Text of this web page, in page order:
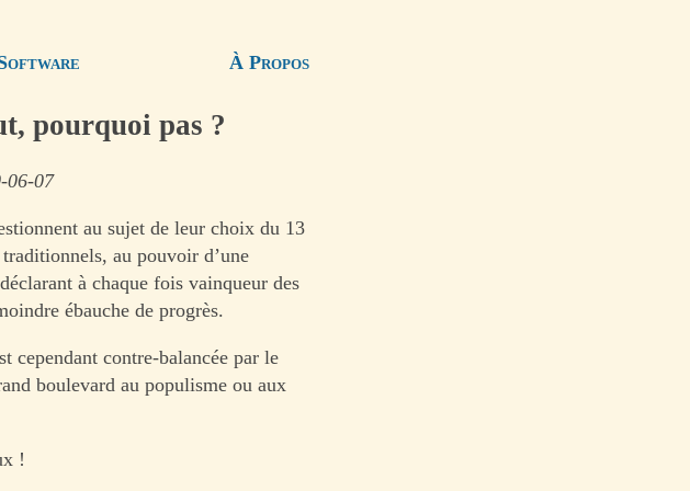
À Propos
pourquoi pas ?
06-07
au sujet de leur choix du 13
au pouvoir d’une
à chaque fois vainqueur des
ébauche de progrès.
cependant contre-balancée par le
boulevard au populisme ou aux
!